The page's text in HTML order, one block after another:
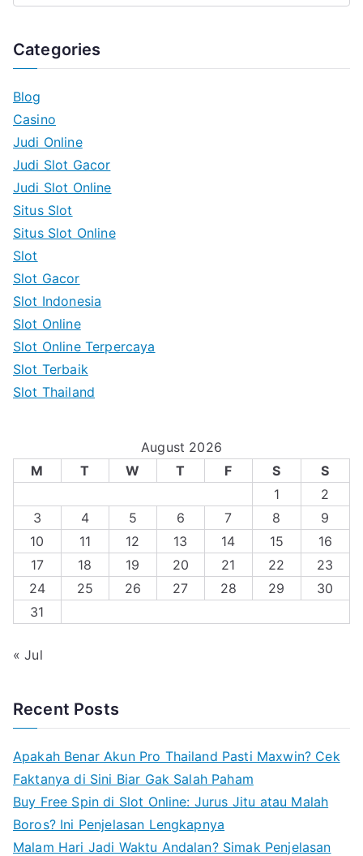
Categories
Blog
Casino
Judi Online
Judi Slot Gacor
Judi Slot Online
Situs Slot
Situs Slot Online
Slot
Slot Gacor
Slot Indonesia
Slot Online
Slot Online Terpercaya
Slot Terbaik
Slot Thailand
August 2026
M
T W T F S
S
1
2
3
4 5 6 7 8
9
10
11 12 13 14 15
16
17
18 19 20 21 22
23
24
25 26 27 28 29
30
31
« Jul
Recent Posts
Apakah Benar Akun Pro Thailand Pasti Maxwin? Cek
Faktanya di Sini Biar Gak Salah Paham
Buy Free Spin di Slot Online: Jurus Jitu atau Malah
Boros? Ini Penjelasan Lengkapnya
Malam Hari Jadi Waktu Andalan? Simak Penjelasan